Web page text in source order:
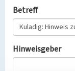
Betreff
Hinweisgeber